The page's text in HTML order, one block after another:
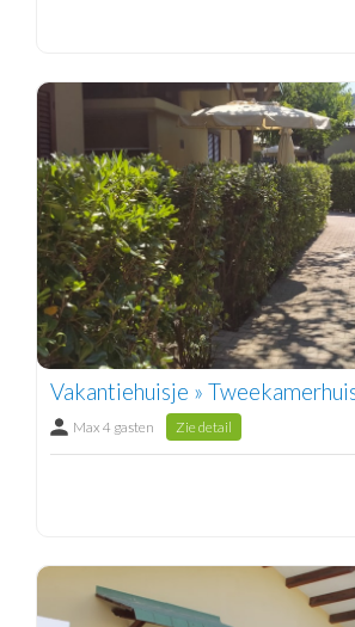
Vakantiehuisje »
Max 4 gasten Zie detail